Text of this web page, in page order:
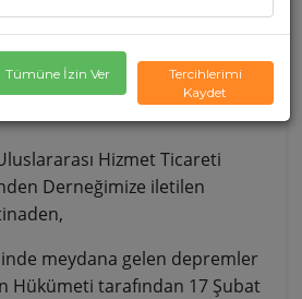
Hizmet Ticareti
Derneğimize iletilen
meydana gelen depremler
Hükümeti tarafından 17 Şubat
Tümüne İzin Ver
Tercihlerimi
Kaydet